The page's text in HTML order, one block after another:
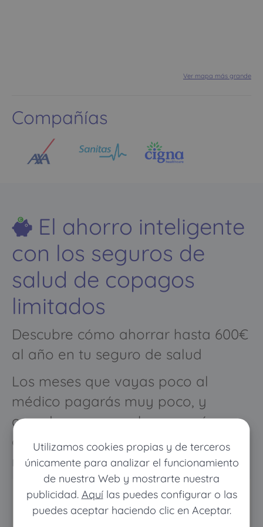
Utilizamos cookies propias y de terceros
únicamente para analizar el funcionamiento
de nuestra Web y mostrarte nuestra
publicidad. Aquílas puedes configurar o las
puedes aceptar haciendo clic en Aceptar.
Ver mapa más grande
Compañías
El ahorro inteligente
con los seguros de
salud de copagos
limitados
Descubre cómo ahorrar hasta 600€
al año en tu seguro de salud
Los meses que vayas poco al
médico pagarás muy poco, y
cuando vayas mucho pagarás
como con un seguro médico
normal